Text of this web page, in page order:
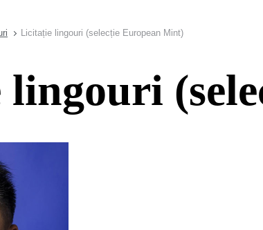
Licitație lingouri (selecție European Mint)